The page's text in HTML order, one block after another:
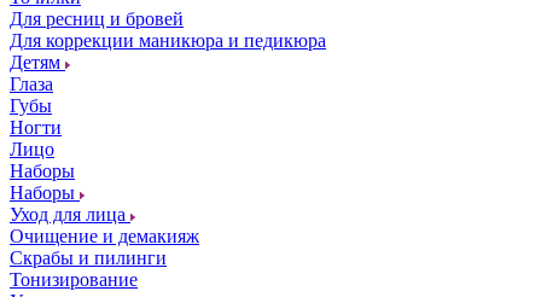
Для ресниц и бровей
Для коррекции маникюра и педикюра
Детям
Глаза
Губы
Ногти
Лицо
Наборы
Наборы
Уход для лица
Очищение и демакияж
Скрабы и пилинги
Тонизирование